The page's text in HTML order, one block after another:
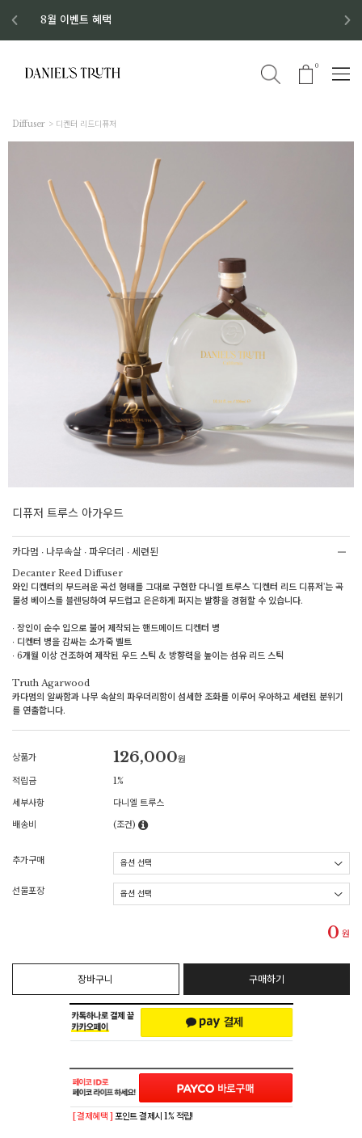
디스커버리 세트 No.1 출시
8월 이벤트 혜택
8월 증정품
신규회원 가입 혜택
0
Diffuser 디켄터 리드디퓨저
디퓨저 트루스 아가우드
카다멈 ∙ 나무속살 ∙ 파우더리 ∙ 세련된
Decanter Reed Diffuser
와인 디켄터의 부드러운 곡선 형태를 그대로 구현한 다니엘 트루스 '디켄터 리드 디퓨저'는 곡
물성 베이스를 블렌딩하여 부드럽고 은은하게 퍼지는 발향을 경험할 수 있습니다.
∙ 장인이 순수 입으로 불어 제작되는 핸드메이드 디켄터 병
∙ 디켄터 병을 감싸는 소가죽 벨트
∙ 6개월 이상 건조하여 제작된 우드 스틱 & 방향력을 높이는 섬유 리드 스틱
Truth Agarwood
카다멈의 알싸함과 나무 속살의 파우더리함이 섬세한 조화를 이루어 우아하고 세련된 분위기
를 연출합니다.
상품가 126,000원
적립금
1%
세부사항
다니엘 트루스
배송비
(조건)
추가구매
선물포장
0 원
장바구니 구매하기
[ 결제혜택 ] 포인트 결제시 1% 적립!